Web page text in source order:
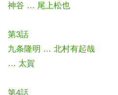
神谷 … 尾上松也
第3話
九条隆明 … 北村有起哉
… 太賀
第4話